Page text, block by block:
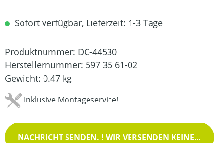
Sofort verfügbar, Lieferzeit: 1-3 Tage
Produktnummer: DC-44530
Herstellernummer: 597 35 61-02
Gewicht: 0.47 kg
Inklusive Montageservice!
NACHRICHT SENDEN. ! WIR VERSENDEN KEINE WAREN !